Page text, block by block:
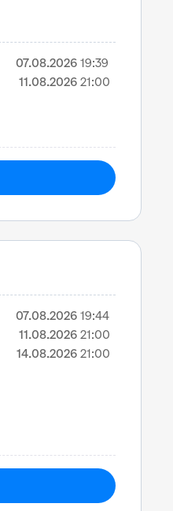
07.08.2026 19:39
11.08.2026 21:00
07.08.2026 19:44
11.08.2026 21:00
14.08.2026 21:00